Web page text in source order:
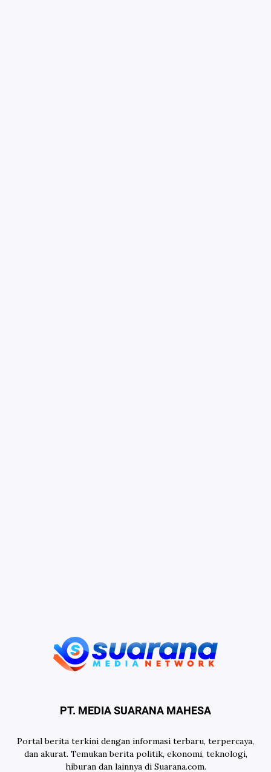
PT. MEDIA SUARANA MAHESA
Portal berita terkini dengan informasi terbaru, terpercaya,
dan akurat. Temukan berita politik, ekonomi, teknologi,
hiburan dan lainnya di Suarana.com.